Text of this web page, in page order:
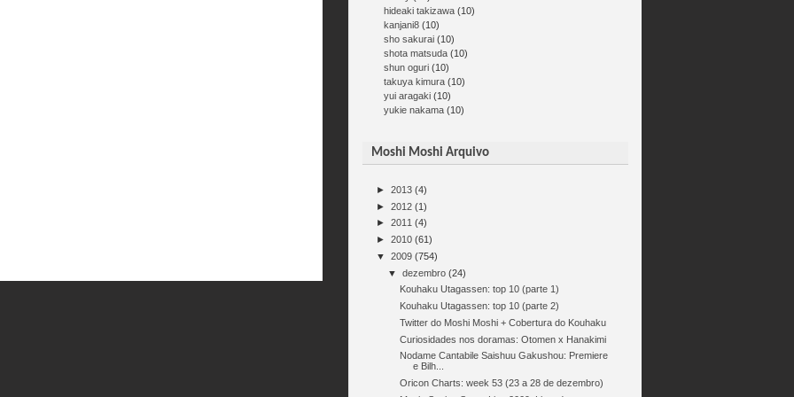
hideaki takizawa (10)
kanjani8 (10)
sho sakurai (10)
shota matsuda (10)
shun oguri (10)
takuya kimura (10)
yui aragaki (10)
yukie nakama (10)
Moshi Moshi Arquivo
► 2013 (4)
► 2012 (1)
► 2011 (4)
► 2010 (61)
▼ 2009 (754)
▼dezembro (24)
Kouhaku Utagassen: top 10 (parte 1)
Kouhaku Utagassen: top 10 (parte 2)
Twitter do Moshi Moshi + Cobertura do Kouhaku
Curiosidades nos doramas: Otomen x Hanakimi
Nodame Cantabile Saishuu Gakushou: Premiere
e Bilh...
Oricon Charts: week 53 (23 a 28 de dezembro)